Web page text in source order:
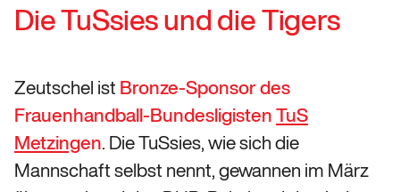
Die TuSsies und die Tigers
Zeutschel ist Bronze-Sponsor des
Frauenhandball-BundesligistenTuS
Metzingen. Die TuSsies, wie sich die
Mannschaft selbst nennt, gewannen im März